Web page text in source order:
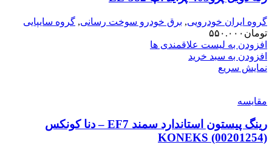
گروه ایران خودرویی, برق خودرو سوخت رسانی, گروه سایپایی
تومان ۵۵۰.۰۰۰
افزودن به لیست علاقمندی ها
افزودن به سبد خرید
نمایش سریع
مقایسه
رینگ پیستون استاندارد سمند EF7 – دنا کونکس
KONEKS (00201254)